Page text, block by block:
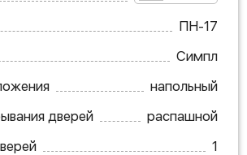
ПН-17
Симпл
напольный
дверей
распашной
1